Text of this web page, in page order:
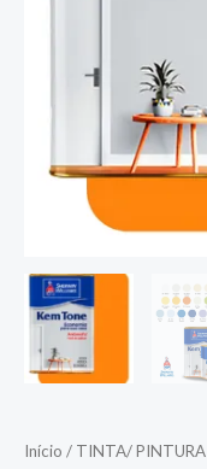
Início / TINTA/ PINTURA